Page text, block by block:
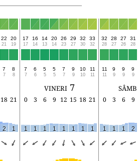
22
21
20
19
17
17
16
14
14
13
20
14
26
23
29
27
32
30
33
32
32
28
28
27
27
26
31
28
7
7
8
8
7
7
6
6
5
5
5
5
7
7
9
9
10
10
11
11
11
11
9
9
9
9
9
9
vineri 7
18 21 0 3 6 9 12 15 18 21 0 3 6
9
2 1 1 1 1 1 1 1 1 1 1 1 1 2